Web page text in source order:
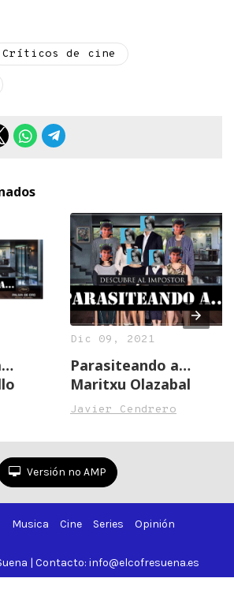
Críticos de cine
Dic 09, 2021
Parasiteando a…
Maritxu Olazabal
Javier Cendrero
Versión no AMP
Musica Cine Series Opinión
| Contacto: info@elcofresuena.es